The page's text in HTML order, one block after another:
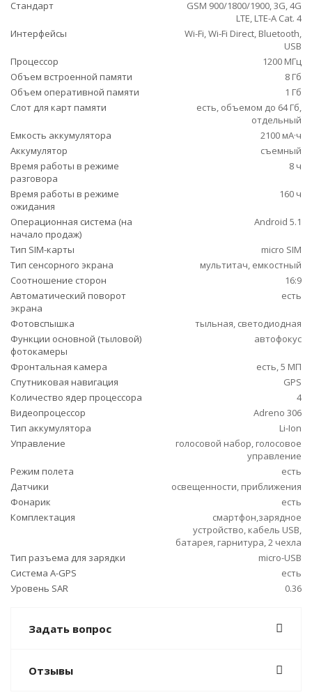
Стандарт
GSM 900/1800/1900, 3G, 4G
LTE, LTE-A Cat. 4
Интерфейсы
Wi-Fi, Wi-Fi Direct, Bluetooth,
USB
Процессор
1200 МГц
Объем встроенной памяти
8 Гб
Объем оперативной памяти
1 Гб
Слот для карт памяти
есть, объемом до 64 Гб,
отдельный
Емкость аккумулятора
2100 мА·ч
Аккумулятор
съемный
Время работы в режиме
разговора
8 ч
Время работы в режиме
ожидания
160 ч
Операционная система (на
начало продаж)
Android 5.1
Тип SIM-карты
micro SIM
Тип сенсорного экрана
мультитач, емкостный
Соотношение сторон
16:9
Автоматический поворот
экрана
есть
Фотовспышка
тыльная, светодиодная
Функции основной (тыловой)
фотокамеры
автофокус
Фронтальная камера
есть, 5 МП
Спутниковая навигация
GPS
Количество ядер процессора
4
Видеопроцессор
Adreno 306
Тип аккумулятора
Li-Ion
Управление
голосовой набор, голосовое
управление
Режим полета
есть
Датчики
освещенности, приближения
Фонарик
есть
Комплектация
смартфон,зарядное
устройство, кабель USB,
батарея, гарнитура, 2 чехла
Тип разъема для зарядки
micro-USB
Cистема A-GPS
есть
Уровень SAR
0.36
Задать вопрос
Отзывы